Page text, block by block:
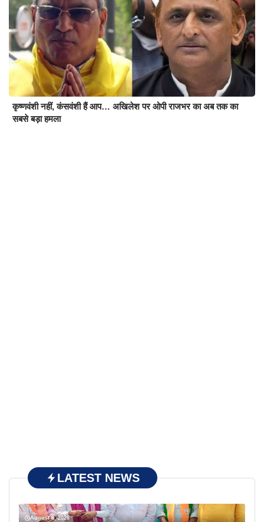
कृष्णवंशी नहीं, कंसवंशी हैं आप… अखिलेश पर ओपी राजभर का अब तक का
सबसे बड़ा हमला
LATEST NEWS
August 8, 2026